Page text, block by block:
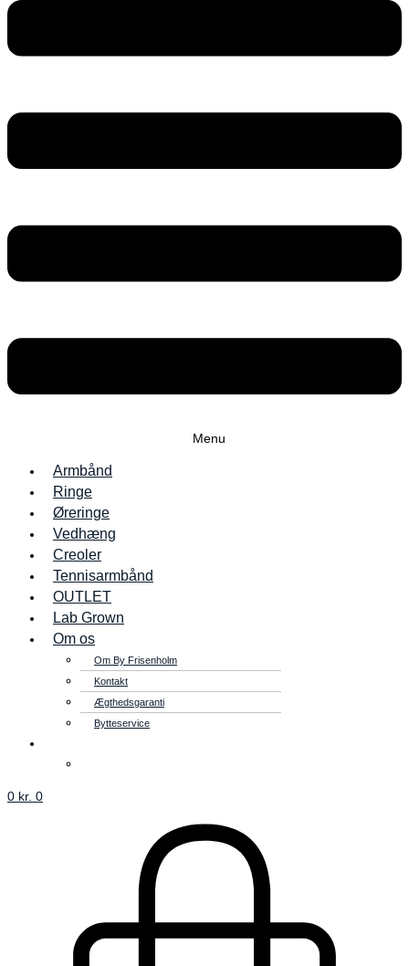
Menu
Armbånd
Ringe
Øreringe
Vedhæng
Creoler
Tennisarmbånd
OUTLET
Lab Grown
Om os
Om By Frisenholm
Kontakt
Ægthedsgaranti
Bytteservice
0 kr. 0